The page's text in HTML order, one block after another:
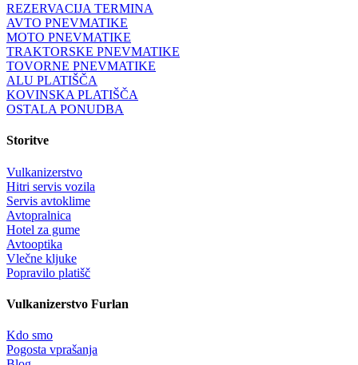
REZERVACIJA TERMINA
AVTO PNEVMATIKE
MOTO PNEVMATIKE
TRAKTORSKE PNEVMATIKE
TOVORNE PNEVMATIKE
ALU PLATIŠČA
KOVINSKA PLATIŠČA
OSTALA PONUDBA
Storitve
Vulkanizerstvo
Hitri servis vozila
Servis avtoklime
Avtopralnica
Hotel za gume
Avtooptika
Vlečne kljuke
Popravilo platišč
Vulkanizerstvo Furlan
Kdo smo
Pogosta vprašanja